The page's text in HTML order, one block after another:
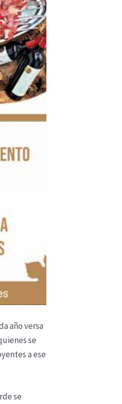
año versa
se
a ese
se